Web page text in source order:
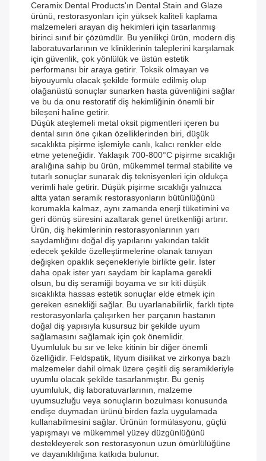
Ceramix Dental Products'ın Dental Stain and Glaze
ürünü, restorasyonları için yüksek kaliteli kaplama
malzemeleri arayan diş hekimleri için tasarlanmış
birinci sınıf bir çözümdür. Bu yenilikçi ürün, modern diş
laboratuvarlarının ve kliniklerinin taleplerini karşılamak
için güvenlik, çok yönlülük ve üstün estetik
performansı bir araya getirir. Toksik olmayan ve
biyouyumlu olacak şekilde formüle edilmiş olup
olağanüstü sonuçlar sunarken hasta güvenliğini sağlar
ve bu da onu restoratif diş hekimliğinin önemli bir
bileşeni haline getirir.
Düşük ateşlemeli metal oksit pigmentleri içeren bu
dental sırın öne çıkan özelliklerinden biri, düşük
sıcaklıkta pişirme işlemiyle canlı, kalıcı renkler elde
etme yeteneğidir. Yaklaşık 700-800°C pişirme sıcaklığı
aralığına sahip bu ürün, mükemmel termal stabilite ve
tutarlı sonuçlar sunarak diş teknisyenleri için oldukça
verimli hale getirir. Düşük pişirme sıcaklığı yalnızca
altta yatan seramik restorasyonların bütünlüğünü
korumakla kalmaz, aynı zamanda enerji tüketimini ve
geri dönüş süresini azaltarak genel üretkenliği artırır.
Ürün, diş hekimlerinin restorasyonlarının yarı
saydamlığını doğal diş yapılarını yakından taklit
edecek şekilde özelleştirmelerine olanak tanıyan
değişken opaklık seçenekleriyle birlikte gelir. İster
daha opak ister yarı saydam bir kaplama gerekli
olsun, bu diş seramiği boyama ve sır kiti düşük
sıcaklıkta hassas estetik sonuçlar elde etmek için
gereken esnekliği sağlar. Bu uyarlanabilirlik, farklı tipte
restorasyonlarla çalışırken her parçanın hastanın
doğal diş yapısıyla kusursuz bir şekilde uyum
sağlamasını sağlamak için çok önemlidir.
Uyumluluk bu sır ve leke kitinin bir diğer önemli
özelliğidir. Feldspatik, lityum disilikat ve zirkonya bazlı
malzemeler dahil olmak üzere çeşitli diş seramikleriyle
uyumlu olacak şekilde tasarlanmıştır. Bu geniş
uyumluluk, diş laboratuvarlarının, malzeme
uyumsuzluğu veya sonuçların bozulması konusunda
endişe duymadan ürünü birden fazla uygulamada
kullanabilmesini sağlar. Ürünün formülasyonu, güçlü
yapışmayı ve mükemmel yüzey düzgünlüğünü
destekleyerek son restorasyonun uzun ömürlülüğüne
ve dayanıklılığına katkıda bulunur.